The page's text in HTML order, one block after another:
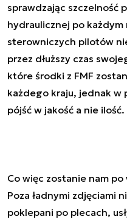
sprawdzając szczelność
hydraulicznej po każdym
sterowniczych pilotów
przez dłuższy czas
które środki z FMF
każdego kraju, jednak w
pójść w jakość a nie ilość.
Co więc zostanie nam po
Poza ładnymi zdjęciami
poklepani po plecach,